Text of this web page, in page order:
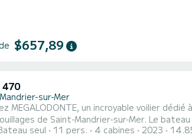
$657,89
sur-Mer
MEGALODONTE, un incroyable voilier
Mandrier-sur-Mer. Le bateau dispose de 4 cabines au confort total et d'une capacité de 11 passagers.
totale de 15 mètres et d'une
seul 11 pers. 4 cabines 2023